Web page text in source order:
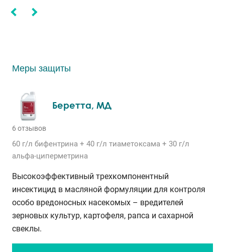
Меры защиты
Беретта, МД
6 отзывов
60 г/л бифентрина + 40 г/л тиаметоксама + 30 г/л
альфа-циперметрина
Высокоэффективный трехкомпонентный
инсектицид в масляной формуляции для контроля
особо вредоносных насекомых – вредителей
зерновых культур, картофеля, рапса и сахарной
свеклы.